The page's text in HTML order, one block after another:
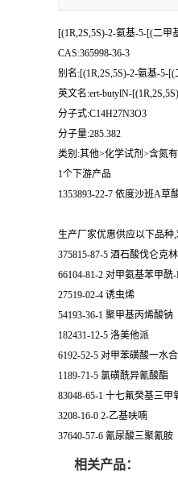
[(1R,2S,5S)-2-氨基-5-[(二
CAS:365998-36-3
别名:[(1R,2S,5S)-2-氨基-5-
英文名:ert-butylN-
分子式:C14H27N3O3
分子量:285.382
类别:其他>化学试剂>含氮
1个下游产品
1353893-22-7 依度沙班A草
生产厂家优惠供应以下品种
375815-87-5 酒石酸伐仑克林
66104-81-2 对甲氨基苯甲酰
27519-02-4 诱虫烯
54193-36-1 聚甲基丙烯酸钠
182431-12-5 洛美他派
6192-52-5 对甲苯磺酸一水
1189-71-5 氯磺酰异氰酸酯
83048-65-1 十七氟癸基三甲
3208-16-0 2-乙基呋喃
37640-57-6 氰尿酸三聚氰胺
相关产品：